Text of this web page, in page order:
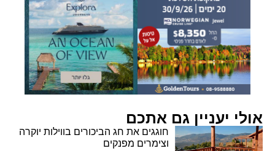
אולי יעניין גם אתכם
חוגגים את חג הביכורים בווילות יוקרה
וצימרים מפנקים